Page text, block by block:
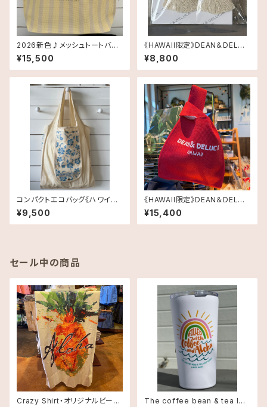
2026新色♪メッシュトートバッ
グ Largeサイズ《HAWAII限
定》DEAN＆DELUCA ディーン
＆デルーカ ハワイ 送料無料
¥15,500
《HAWAII限定》DEAN＆DELUC
A マクラメチャーム送料無料
¥8,800
コンパクトエコバッグ《ハワイ限
定》Dean & DeLuca ディーン
アンドデルーカ Shopping B
ag ハイビスカスブルー
¥9,500
《HAWAII限定》DEAN＆DELUC
A ニットバッグ RED 送料無料
¥15,400
セール中の商品
Crazy Shirt・オリジナルビーチ
The coffee bean & tea lea